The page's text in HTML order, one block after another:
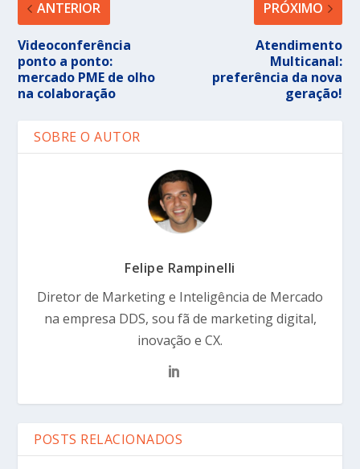
ANTERIOR
Videoconferência
ponto a ponto:
mercado PME de olho
na colaboração
PRÓXIMO
Atendimento
Multicanal:
preferência da nova
geração!
SOBRE O AUTOR
Felipe Rampinelli
Diretor de Marketing e Inteligência de Mercado
na empresa DDS, sou fã de marketing digital,
inovação e CX.
POSTS RELACIONADOS